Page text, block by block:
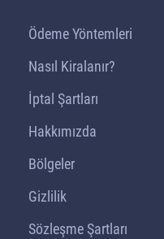
Ödeme Yöntemleri
Nasıl Kiralanır?
İptal Şartları
Hakkımızda
Bölgeler
Gizlilik
Sözleşme Şartları